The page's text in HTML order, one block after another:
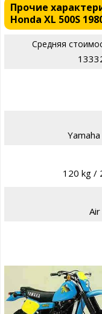
Прочие
Honda XL 500S
Средняя
120 kg /